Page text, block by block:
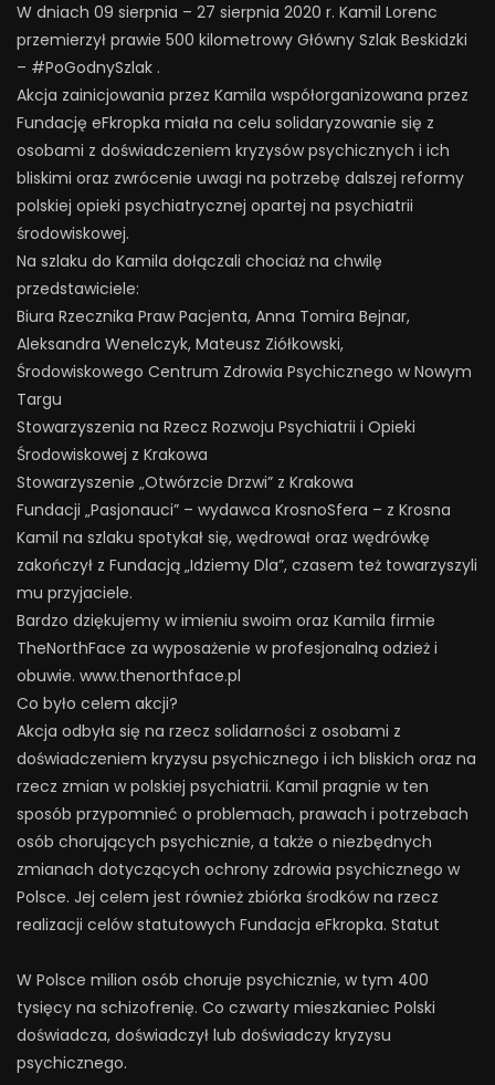
W dniach 09 sierpnia – 27 sierpnia 2020 r. Kamil Lorenc
przemierzył prawie 500 kilometrowy Główny Szlak Beskidzki
– #PoGodnySzlak .
Akcja zainicjowania przez Kamila współorganizowana przez
Fundację eFkropka miała na celu solidaryzowanie się z
osobami z doświadczeniem kryzysów psychicznych i ich
bliskimi oraz zwrócenie uwagi na potrzebę dalszej reformy
polskiej opieki psychiatrycznej opartej na psychiatrii
środowiskowej.
Na szlaku do Kamila dołączali chociaż na chwilę
przedstawiciele:
Biura Rzecznika Praw Pacjenta, Anna Tomira Bejnar,
Aleksandra Wenelczyk, Mateusz Ziółkowski,
Środowiskowego Centrum Zdrowia Psychicznego w Nowym
Targu
Stowarzyszenia na Rzecz Rozwoju Psychiatrii i Opieki
Środowiskowej z Krakowa
Stowarzyszenie „Otwórzcie Drzwi” z Krakowa
Fundacji „Pasjonauci” – wydawca KrosnoSfera – z Krosna
Kamil na szlaku spotykał się, wędrował oraz wędrówkę
zakończył z Fundacją „Idziemy Dla”, czasem też towarzyszyli
mu przyjaciele.
Bardzo dziękujemy w imieniu swoim oraz Kamila firmie
TheNorthFace za wyposażenie w profesjonalną odzież i
obuwie. www.thenorthface.pl
Co było celem akcji?
Akcja odbyła się na rzecz solidarności z osobami z
doświadczeniem kryzysu psychicznego i ich bliskich oraz na
rzecz zmian w polskiej psychiatrii. Kamil pragnie w ten
sposób przypomnieć o problemach, prawach i potrzebach
osób chorujących psychicznie, a także o niezbędnych
zmianach dotyczących ochrony zdrowia psychicznego w
Polsce. Jej celem jest również zbiórka środków na rzecz
realizacji celów statutowych Fundacja eFkropka. Statut
W Polsce milion osób choruje psychicznie, w tym 400
tysięcy na schizofrenię. Co czwarty mieszkaniec Polski
doświadcza, doświadczył lub doświadczy kryzysu
psychicznego.